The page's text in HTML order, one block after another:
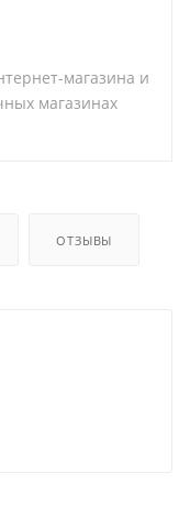
магазина и
магазинах
ОТЗЫВЫ